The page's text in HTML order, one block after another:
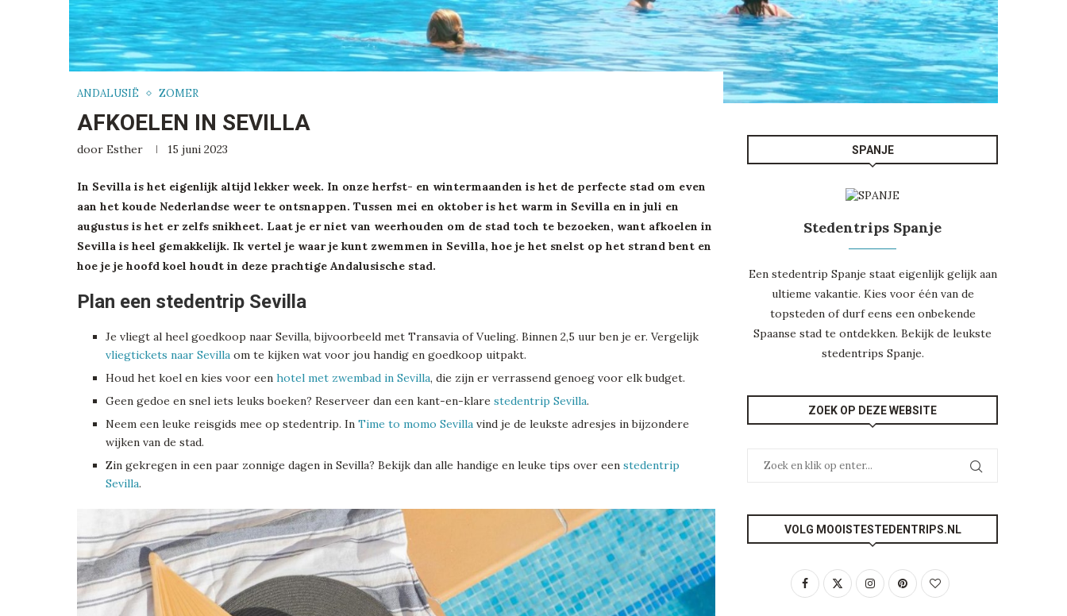
ANDALUSIË ZOMER
AFKOELEN IN SEVILLA
door Esther 15 juni 2023
In Sevilla is het eigenlijk altijd lekker week. In onze herfst- en wintermaanden is het de perfecte stad om even
aan het koude Nederlandse weer te ontsnappen. Tussen mei en oktober is het warm in Sevilla en in juli en
augustus is het er zelfs snikheet. Laat je er niet van weerhouden om de stad toch te bezoeken, want afkoelen in
Sevilla is heel gemakkelijk. Ik vertel je waar je kunt zwemmen in Sevilla, hoe je het snelst op het strand bent en
hoe je je hoofd koel houdt in deze prachtige Andalusische stad.
Plan een stedentrip Sevilla
Je vliegt al heel goedkoop naar Sevilla, bijvoorbeeld met Transavia of Vueling. Binnen 2,5 uur ben je er. Vergelijk
vliegtickets naar Sevilla om te kijken wat voor jou handig en goedkoop uitpakt.
Houd het koel en kies voor een hotel met zwembad in Sevilla, die zijn er verrassend genoeg voor elk budget.
Geen gedoe en snel iets leuks boeken? Reserveer dan een kant-en-klare stedentrip Sevilla.
Neem een leuke reisgids mee op stedentrip. In Time to momo Sevilla vind je de leukste adresjes in bijzondere
wijken van de stad.
Zin gekregen in een paar zonnige dagen in Sevilla? Bekijk dan alle handige en leuke tips over een stedentrip
Sevilla.
SPANJE
Stedentrips Spanje
Een stedentrip Spanje staat eigenlijk gelijk aan
ultieme vakantie. Kies voor één van de
topsteden of durf eens een onbekende
Spaanse stad te ontdekken. Bekijk de leukste
stedentrips Spanje.
ZOEK OP DEZE WEBSITE
VOLG MOOISTESTEDENTRIPS.NL